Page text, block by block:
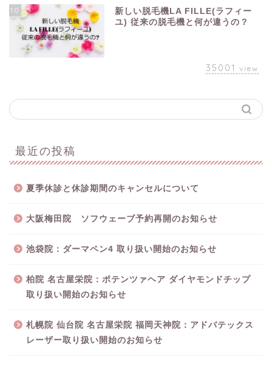
10
新しい脱毛機LA FILLE(ラフィー
ユ) 従来の脱毛機と何が違うの？
35001 view
最近の投稿
夏季休診と休診期間のキャンセルについて
大阪梅田院 ソフウェーブ予約再開のお知らせ
池袋院：ダーマペン4 取り扱い開始のお知らせ
柏院 名古屋栄院：ポテンツァヘア ダイヤモンドチップ
取り扱い開始のお知らせ
札幌院 仙台院 名古屋栄院 福岡天神院：アドバテックス
レーザー取り扱い開始のお知らせ